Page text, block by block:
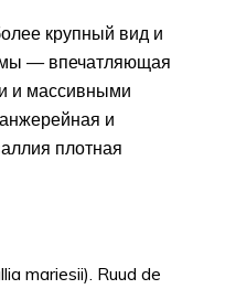
крупный вид и
— впечатляющая
и массивными
и
плотная
mariesii). Ruud de